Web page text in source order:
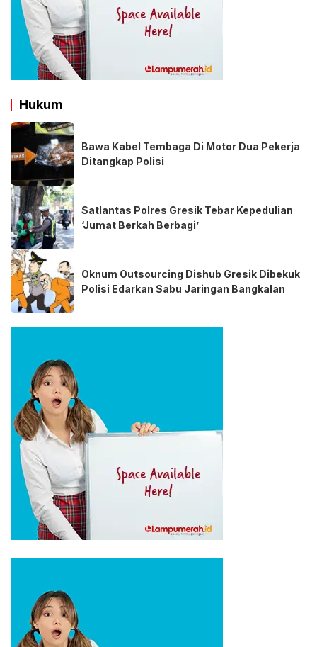
Hukum
Bawa Kabel Tembaga Di Motor Dua Pekerja
Ditangkap Polisi
Satlantas Polres Gresik Tebar Kepedulian
‘Jumat Berkah Berbagi’
Oknum Outsourcing Dishub Gresik Dibekuk
Polisi Edarkan Sabu Jaringan Bangkalan